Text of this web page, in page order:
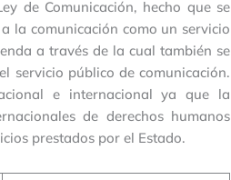
de Comunicación, hecho que se
la comunicación como un servicio
a través de la cual también se
servicio público de comunicación.
e internacional ya que la
de derechos humanos
prestados por el Estado.